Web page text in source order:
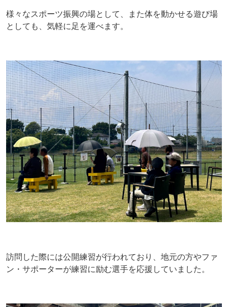
様々なスポーツ振興の場として、また体を動かせる遊び場
としても、気軽に足を運べます。
訪問した際には公開練習が行われており、地元の方やファ
ン・サポーターが練習に励む選手を応援していました。